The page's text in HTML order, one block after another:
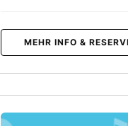
MEHR INFO &